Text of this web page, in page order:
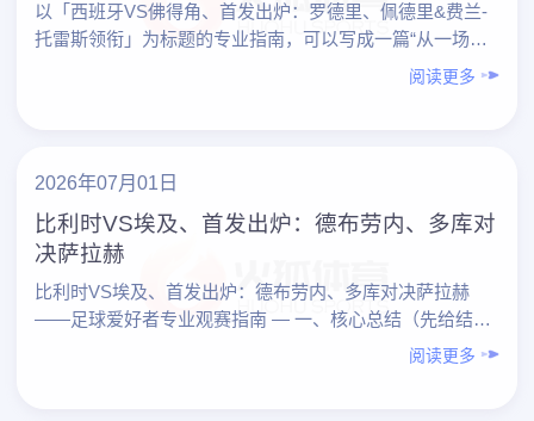
以「西班牙VS佛得角、首发出炉：罗德里、佩德里&费兰-
托雷斯领衔」为标题的专业指南，可以写成一篇“从一场比
赛学会看球”的实战教程。下面先给出内容总览，再按要点
阅读更多
2026年07月01日
比利时VS埃及、首发出炉：德布劳内、多库对
决萨拉赫
比利时VS埃及、首发出炉：德布劳内、多库对决萨拉赫
——足球爱好者专业观赛指南 — 一、核心总结（先给结
论） 1. 观赛重点： – 比利时：德布劳内掌控节奏，……
阅读更多